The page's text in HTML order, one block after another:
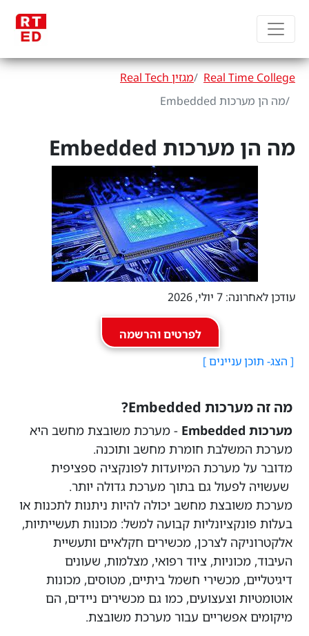
Real Time College
מגזין Real Tech
מה הן מערכות Embedded
מה הן מערכות Embedded
עודכן לאחרונה: 7 יולי, 2026
לפרטים והרשמה
מה זה מערכות Embedded?
מערכות Embedded
- מערכת משובצת מחשב היא
מערכת המשלבת חומרת מחשב ותוכנה.
מדובר על מערכת המיועדות לפונקציה ספציפית
שעשויה לפעול גם בתוך מערכת גדולה יותר.
מערכת משובצת מחשב יכולה להיות ניתנות לתכנות או
בעלות פונקציונליות קבועה למשל: מכונות תעשייתיות,
אלקטרוניקה לצרכן, מכשירים חקלאיים ותעשיית
העיבוד, מכוניות, ציוד רפואי, מצלמות, שעונים
דיגיטליים, מכשירי חשמל ביתיים, מטוסים, מכונות
אוטומטיות וצעצועים, כמו גם מכשירים ניידים, הם
מיקומים אפשריים עבור מערכת משובצת.